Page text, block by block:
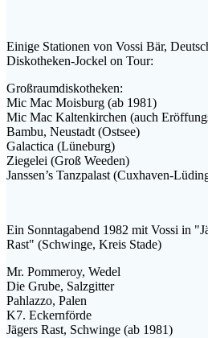
Einige Stationen von Vossi Bär,
Diskotheken-Jockel on Tour:
Großraumdiskotheken:
Mic Mac Moisburg (ab 1981)
Mic Mac Kaltenkirchen (auch
Bambu, Neustadt (Ostsee)
Galactica (Lüneburg)
Ziegelei (Groß Weeden)
Janssen’s Tanzpalast (Cuxhaven-
Ein Sonntagabend 1982 mit Vossi in
Rast" (Schwinge, Kreis Stade)
Mr. Pommeroy, Wedel
Die Grube, Salzgitter
Pahlazzo, Palen
K7. Eckernförde
Jägers Rast, Schwinge (ab 1981)